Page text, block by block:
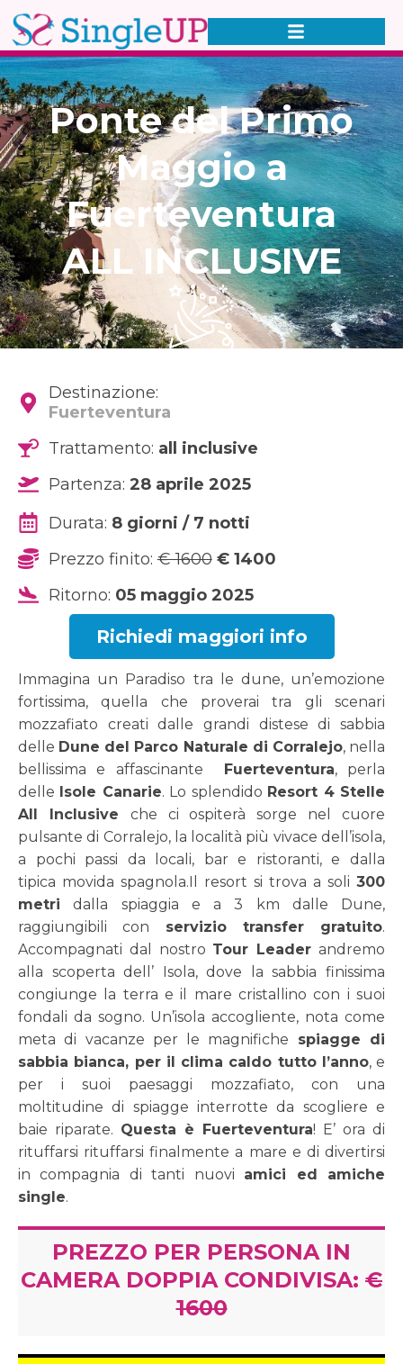
Ponte del Primo
Maggio a
Fuerteventura
ALL INCLUSIVE
Destinazione:
Fuerteventura
Trattamento: all inclusive
Partenza: 28 aprile 2025
Durata: 8 giorni / 7 notti
Prezzo finito:€ 1600 € 1400
Ritorno: 05 maggio 2025
Richiedi maggiori info
Immagina un Paradiso tra le dune, un’emozione
fortissima, quella che proverai tra gli scenari
mozzafiato creati dalle grandi distese di sabbia
delle Dune del Parco Naturale di Corralejo, nella
bellissima e affascinante
Fuerteventura, perla
delle
Isole Canarie. Lo splendido Resort 4 Stelle
All Inclusive che ci ospiterà sorge nel cuore
pulsante di Corralejo, la località più vivace dell’isola,
a pochi passi da locali, bar e ristoranti, e dalla
tipica movida spagnola.Il resort si trova a soli 300
metri dalla spiaggia e a 3 km dalle Dune,
raggiungibili con servizio transfer gratuito.
Accompagnati dal nostro Tour Leader andremo
alla scoperta dell’ Isola, dove la sabbia finissima
congiunge la terra e il mare cristallino con i suoi
fondali da sogno. Un’isola accogliente, nota come
meta di vacanze per le magnifiche spiagge di
sabbia bianca, per il clima caldo tutto l’anno, e
per i suoi paesaggi mozzafiato, con una
moltitudine di spiagge interrotte da scogliere e
baie riparate. Questa è Fuerteventura! E’ ora di
rituffarsi rituffarsi finalmente a mare e di divertirsi
in compagnia di tanti nuovi amici ed amiche
single.
PREZZO PER PERSONA IN
CAMERA DOPPIA CONDIVISA: €
1600